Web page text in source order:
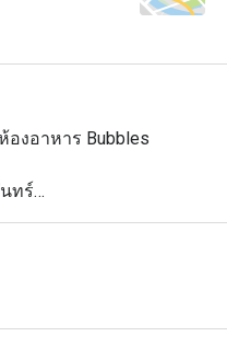
งอาหาร Bubbles
ทร์
ถิ่นทุกวันจันทร์ เวลา
น้ำ ปูทะเล ปลา และ
ทั้งขนมไทยดั้งเดิม ข้าว